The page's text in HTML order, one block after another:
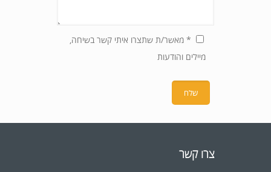
* מאשר/ת שתצרו איתי קשר בשיחה,
מיילים והודעות
צרו קשר